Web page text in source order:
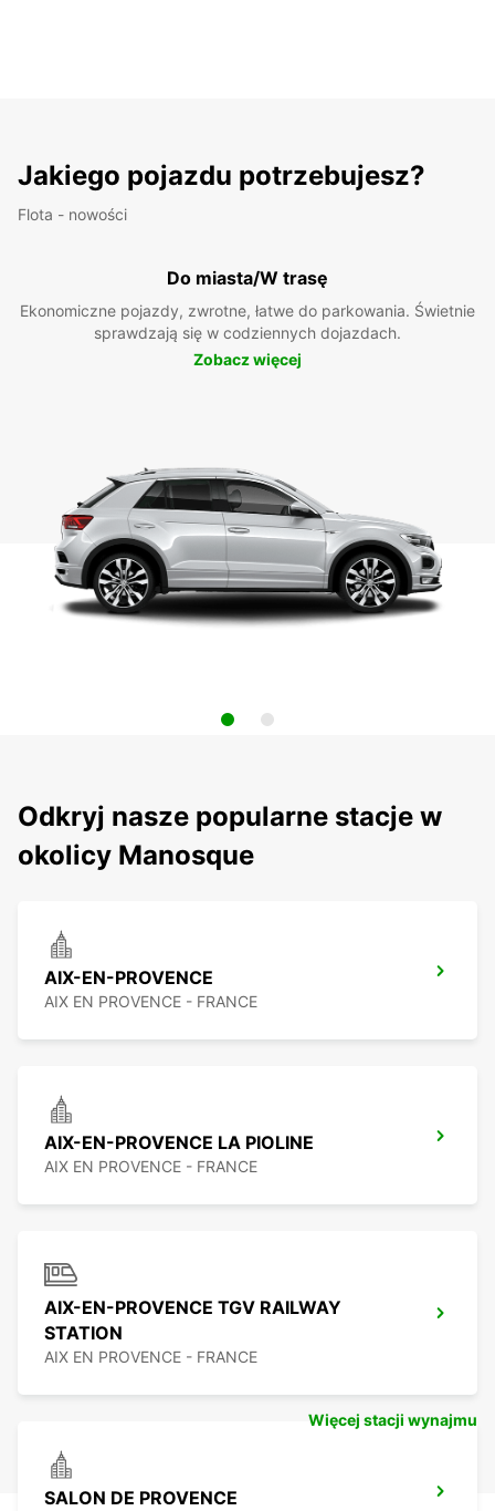
Jakiego pojazdu potrzebujesz?
Flota - nowości
Do miasta/W trasę
Ekonomiczne pojazdy, zwrotne, łatwe do parkowania. Świetnie
sprawdzają się w codziennych dojazdach.
Zobacz więcej
Odkryj nasze popularne stacje w
okolicy Manosque
AIX-EN-PROVENCE
AIX EN PROVENCE - FRANCE
AIX-EN-PROVENCE LA PIOLINE
AIX EN PROVENCE - FRANCE
AIX-EN-PROVENCE TGV RAILWAY
STATION
AIX EN PROVENCE - FRANCE
SALON DE PROVENCE
Więcej stacji wynajmu